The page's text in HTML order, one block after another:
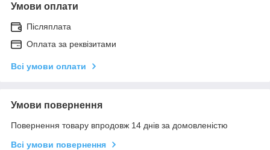
Умови оплати
Післяплата
Оплата за реквізитами
Всі умови оплати
Умови повернення
Повернення товару впродовж 14 днів за домовленістю
Всі умови повернення